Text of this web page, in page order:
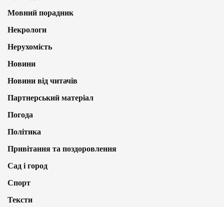
Мовний порадник
Некрологи
Нерухомість
Новини
Новини від читачів
Партнерський матеріал
Погода
Політика
Привітання та поздоровлення
Сад і город
Спорт
Тексти